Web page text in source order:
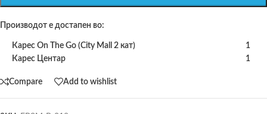
Производот е достапен во:
Карес On The Go (City Mall 2 кат)
1
Карес Центар
1
Compare Add to wishlist